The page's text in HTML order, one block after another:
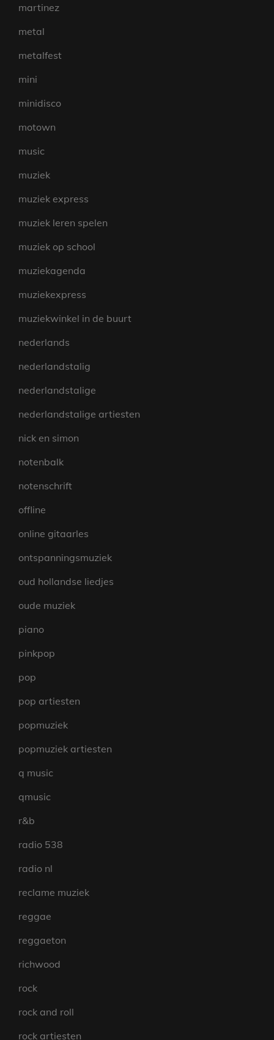
martinez
metal
metalfest
mini
minidisco
motown
music
muziek
muziek express
muziek leren spelen
muziek op school
muziekagenda
muziekexpress
muziekwinkel in de buurt
nederlands
nederlandstalig
nederlandstalige
nederlandstalige artiesten
nick en simon
notenbalk
notenschrift
offline
online gitaarles
ontspanningsmuziek
oud hollandse liedjes
oude muziek
piano
pinkpop
pop
pop artiesten
popmuziek
popmuziek artiesten
q music
qmusic
r&b
radio 538
radio nl
reclame muziek
reggae
reggaeton
richwood
rock
rock and roll
rock artiesten